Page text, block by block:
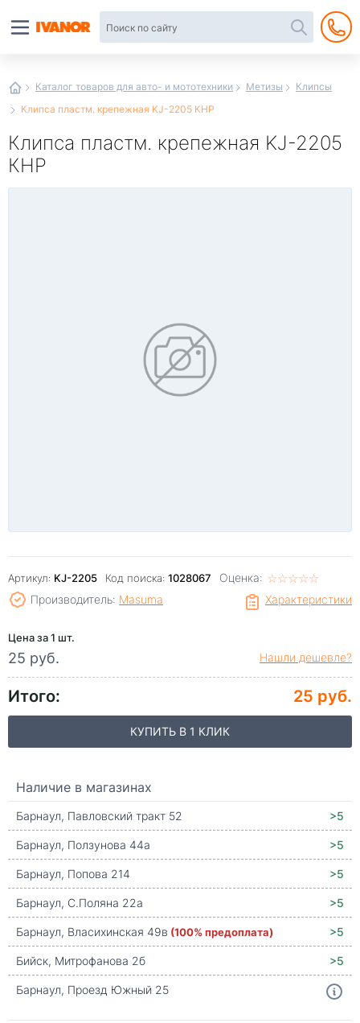
Каталог товаров для авто- и мототехники Метизы
Клипсы
Клипса пластм. крепежная KJ-2205 КНР
Клипса пластм. крепежная KJ-2205
КНР
Артикул: KJ-2205 Код поиска: 1028067 Оценка: ☆☆☆☆☆
★★★★★
Характеристики
Производитель: Masuma
Цена за 1 шт.
25 руб. Нашли дешевле?
Итого: 25 руб.
КУПИТЬ В 1 КЛИК
Наличие в магазинах
Барнаул, Павловский тракт 52
>5
Барнаул, Ползунова 44а
>5
Барнаул, Попова 214
>5
Барнаул, С.Поляна 22а
>5
Барнаул, Власихинская 49в (100% предоплата)
>5
Бийск, Митрофанова 2б
>5
Барнаул, Проезд Южный 25
интернет-